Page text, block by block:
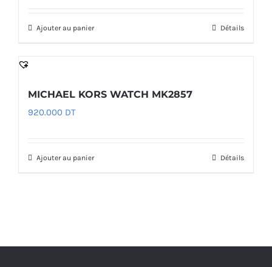
Ajouter au panier Détails
MICHAEL KORS WATCH MK2857
920.000 DT
Ajouter au panier Détails